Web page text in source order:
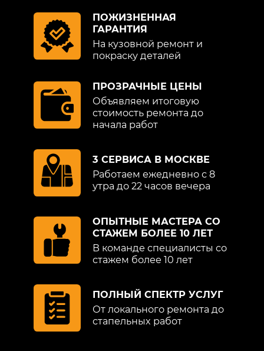
ПОЖИЗНЕННАЯ
ГАРАНТИЯ
На кузовной ремонт и
покраску деталей
ПРОЗРАЧНЫЕ ЦЕНЫ
Объявляем итоговую
стоимость ремонта до
начала работ
3 СЕРВИСА В МОСКВЕ
Работаем ежедневно с 8
утра до 22 часов вечера
ОПЫТНЫЕ МАСТЕРА СО
СТАЖЕМ БОЛЕЕ 10 ЛЕТ
В команде специалисты со
стажем более 10 лет
ПОЛНЫЙ СПЕКТР УСЛУГ
От локального ремонта до
стапельных работ